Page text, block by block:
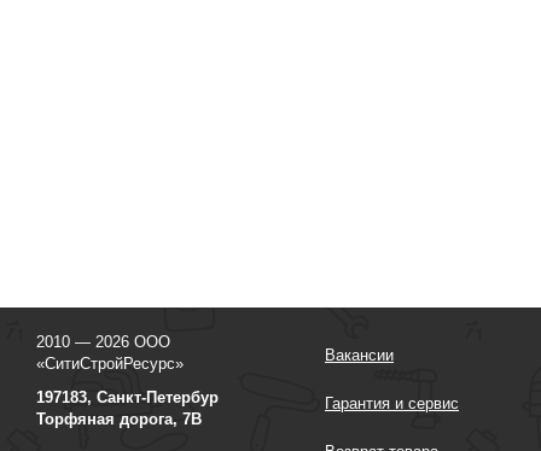
2010 — 2026 ООО
«СитиСтройРесурс»
197183, Санкт-Петербур
Торфяная дорога, 7В
Вакансии
Гарантия и сервис